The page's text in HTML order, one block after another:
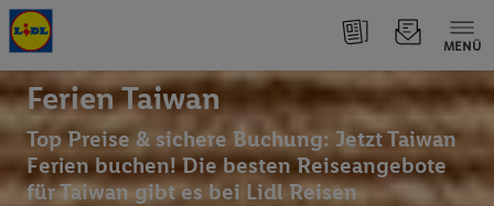
MENÜ
Ferien Taiwan
Top Preise & sichere Buchung: Jetzt Taiwan
Ferien buchen! Die besten Reiseangebote
für Taiwan gibt es bei Lidl Reisen